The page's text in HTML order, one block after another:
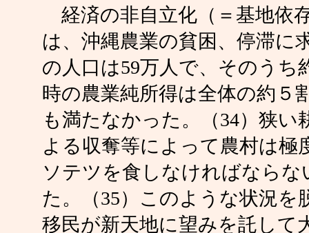
経済の非自立化（＝基地依
は、沖縄農業の貧困、停滞に
の人口は59万人で、そのうち
時の農業純所得は全体の約５
も満たなかった。（34）狭
よる収奪等によって農村は極
ソテツを食しなければなら
た。（35）このような状況を
移民が新天地に望みを託して